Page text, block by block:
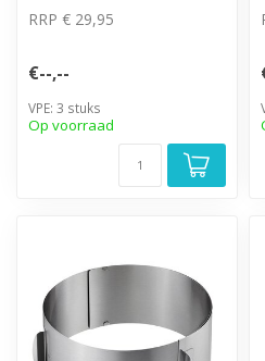
RRP € 29,95
€--,--
VPE: 3 stuks
Op voorraad